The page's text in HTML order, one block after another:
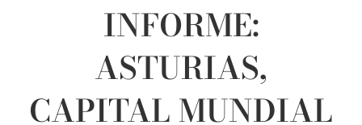
INFORME:
ASTURIAS,
CAPITAL MUNDIAL